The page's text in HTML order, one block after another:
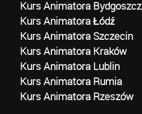
Kurs Animatora Bydgoszcz
Kurs Animatora Łódź
Kurs Animatora Szczecin
Kurs Animatora Kraków
Kurs Animatora Lublin
Kurs Animatora Rumia
Kurs Animatora Rzeszów